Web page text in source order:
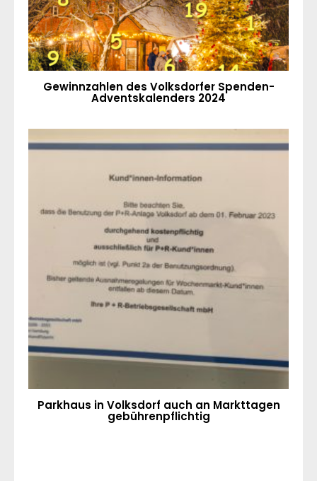
Gewinnzahlen des Volksdorfer Spenden-
Adventskalenders 2024
Parkhaus in Volksdorf auch an Markttagen
gebührenpflichtig